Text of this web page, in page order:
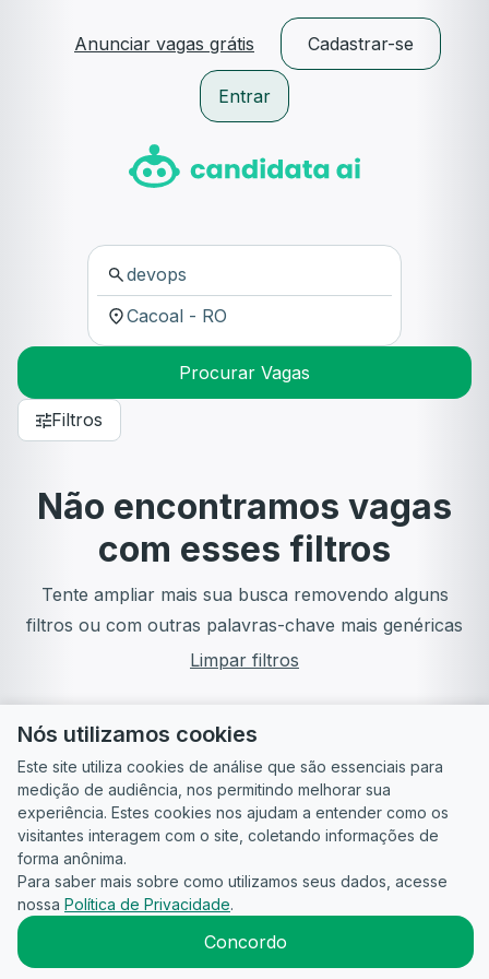
Anunciar vagas grátis Cadastrar-se
Entrar
Procurar Vagas
Filtros
Não encontramos vagas
com esses filtros
Tente ampliar mais sua busca removendo alguns
filtros ou com outras palavras-chave mais genéricas
Limpar filtros
Guia do
Candidato
Para
empresas
Política de
Privacidade
Termos
2026CandidataAI
Nós utilizamos cookies
Este site utiliza cookies de análise que são essenciais para
medição de audiência, nos permitindo melhorar sua
experiência. Estes cookies nos ajudam a entender como os
visitantes interagem com o site, coletando informações de
forma anônima.
Para saber mais sobre como utilizamos seus dados, acesse
nossa Política de Privacidade.
Concordo